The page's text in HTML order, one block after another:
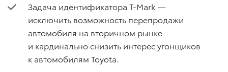
Задача идентификатора T-Mark —
исключить возможность перепродажи
автомобиля на вторичном рынке
и кардинально снизить интерес угонщиков
к автомобилям Toyota.